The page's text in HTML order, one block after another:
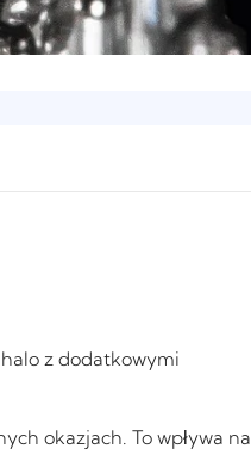
z dodatkowymi
okazjach. To wpływa na